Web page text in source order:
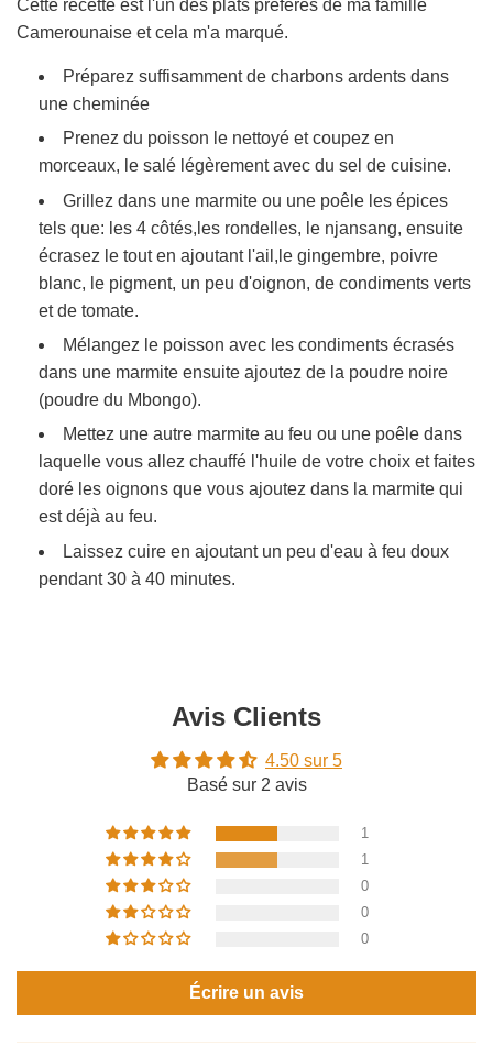
Cette recette est l'un des plats préférés de ma famille
Camerounaise et cela m'a marqué.
Préparez suffisamment de charbons ardents dans
une cheminée
Prenez du poisson le nettoyé et coupez en
morceaux, le salé légèrement avec du sel de cuisine.
Grillez dans une marmite ou une poêle les épices
tels que: les 4 côtés,les rondelles, le njansang, ensuite
écrasez le tout en ajoutant l'ail,le gingembre, poivre
blanc, le pigment, un peu d'oignon, de condiments verts
et de tomate.
Mélangez le poisson avec les condiments écrasés
dans une marmite ensuite ajoutez de la poudre noire
(poudre du Mbongo).
Mettez une autre marmite au feu ou une poêle dans
laquelle vous allez chauffé l'huile de votre choix et faites
doré les oignons que vous ajoutez dans la marmite qui
est déjà au feu.
Laissez cuire en ajoutant un peu d'eau à feu doux
pendant 30 à 40 minutes.
Avis Clients
4.50 sur 5
Basé sur 2 avis
1
1
0
0
0
Écrire un avis